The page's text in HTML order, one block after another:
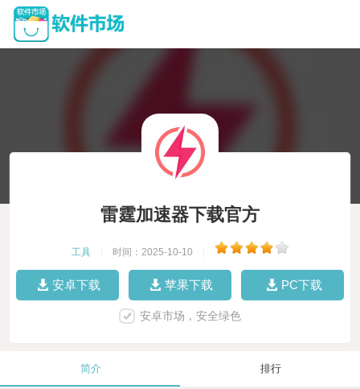
雷霆加速器下载官方
工具 时间：2025-10-10
安卓下载 苹果下载 PC下载
安卓市场，安全绿色
简介 排行